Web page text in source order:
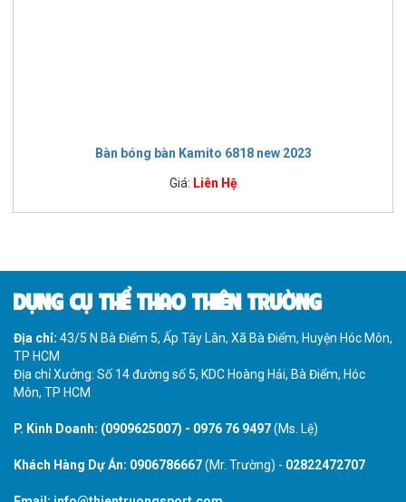
Bàn bóng bàn Kamito 6818 new 2023
Giá: Liên Hệ
DỤNG CỤ THỂ THAO THIÊN TRƯỜNG
Địa chỉ: 43/5 N Bà Điểm 5, Ấp Tây Lân, Xã Bà Điểm, Huyện Hóc Môn,
TP HCM
Địa chỉ Xưởng: Số 14 đường số 5, KDC Hoàng Hải, Bà Điểm, Hóc
Môn, TP HCM
P. Kinh Doanh: (0909625007) - 0976 76 9497(Ms. Lệ)
Khách Hàng Dự Án: 0906786667(Mr. Trường) - 02822472707